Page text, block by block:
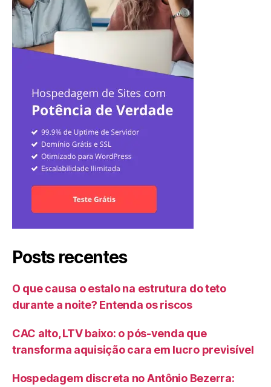
Posts recentes
O que causa o estalo na estrutura do teto
durante a noite? Entenda os riscos
CAC alto, LTV baixo: o pós-venda que
transforma aquisição cara em lucro previsível
Hospedagem discreta no Antônio Bezerra: